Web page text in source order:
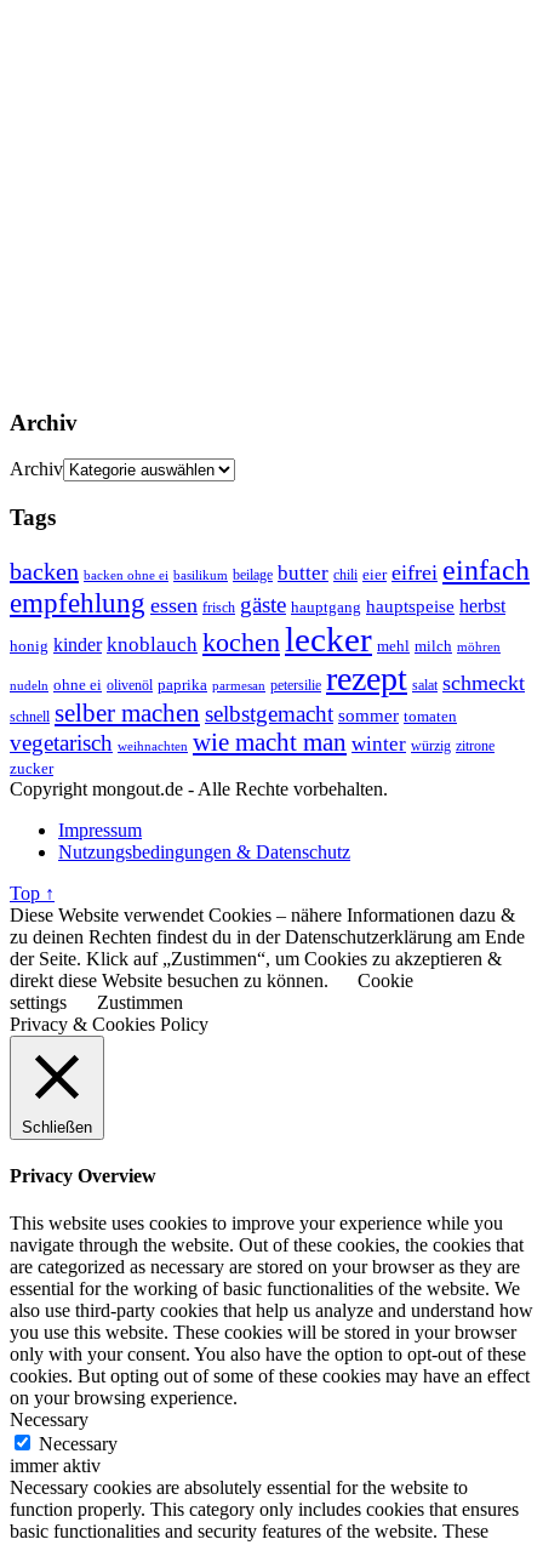
Archiv
Archiv
Tags
backen backen ohne ei basilikum beilage butter chili eier eifrei einfach
empfehlung essen frisch gäste hauptgang hauptspeise herbst
honig kinder knoblauch kochen lecker mehl milch möhren
nudeln ohne ei olivenöl paprika parmesan petersilie rezept salat schmeckt
schnell selber machen selbstgemacht sommer tomaten
vegetarisch weihnachten wie macht man winter würzig zitrone
zucker
Copyright mongout.de - Alle Rechte vorbehalten.
Impressum
Nutzungsbedingungen & Datenschutz
Top ↑
Diese Website verwendet Cookies – nähere Informationen dazu &
zu deinen Rechten findest du in der Datenschutzerklärung am Ende
der Seite. Klick auf „Zustimmen“, um Cookies zu akzeptieren &
direkt diese Website besuchen zu können.
Cookie
settings
Zustimmen
Privacy & Cookies Policy
Schließen
Privacy Overview
This website uses cookies to improve your experience while you
navigate through the website. Out of these cookies, the cookies that
are categorized as necessary are stored on your browser as they are
essential for the working of basic functionalities of the website. We
also use third-party cookies that help us analyze and understand how
you use this website. These cookies will be stored in your browser
only with your consent. You also have the option to opt-out of these
cookies. But opting out of some of these cookies may have an effect
on your browsing experience.
Necessary
Necessary
immer aktiv
Necessary cookies are absolutely essential for the website to
function properly. This category only includes cookies that ensures
basic functionalities and security features of the website. These